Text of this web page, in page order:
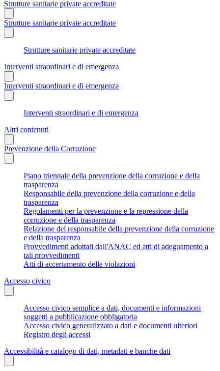
Strutture sanitarie private accreditate
Strutture sanitarie private accreditate
Strutture sanitarie private accreditate
Interventi straordinari e di emergenza
Interventi straordinari e di emergenza
Interventi straordinari e di emergenza
Altri contenuti
Prevenzione della Corruzione
Piano triennale della prevenzione della corruzione e della
trasparenza
Responsabile della prevenzione della corruzione e della
trasparenza
Regolamenti per la prevenzione e la repressione della
corruzione e della trasparenza
Relazione del responsabile della prevenzione della corruzione
e della trasparenza
Provvedimenti adottati dall'ANAC ed atti di adeguamento a
tali provvedimenti
Atti di accertamento delle violazioni
Accesso civico
Accesso civico semplice a dati, documenti e informazioni
soggetti a pubblicazione obbligatoria
Accesso civico generalizzato a dati e documenti ulteriori
Registro degli accessi
Accessibilità e catalogo di dati, metadati e banche dati